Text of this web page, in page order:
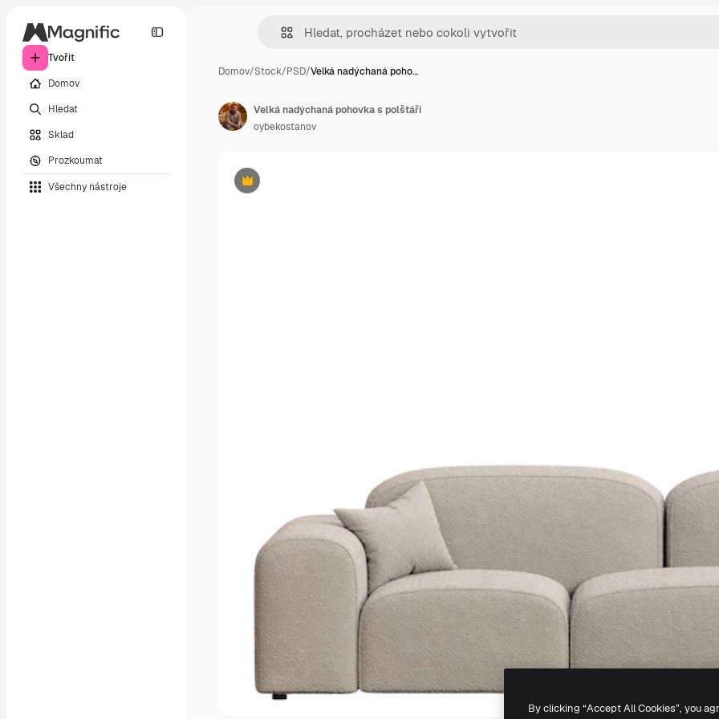
Tvořit
Domov
Hledat
Sklad
Prozkoumat
Všechny nástroje
Domov/Stock/PSD/Velká nadýchaná poho…
Premium
Velká nadýchaná pohovka s polštáři
oybekostanov
By clicking “Accept All Cookies”, you